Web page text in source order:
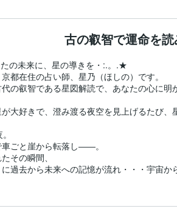
古の叡智で運命を
の未来に、星の導きを・:.。.★
都在住の占い師、星乃（ほしの）です。
の叡智である星図解読で、あなたの心に明
大好きで、澄み渡る夜空を見上げるたび、
ごと崖から転落し――。
その瞬間、
過去から未来への記憶が流れ・・・宇宙か
、私の第六感は突如として覚醒。